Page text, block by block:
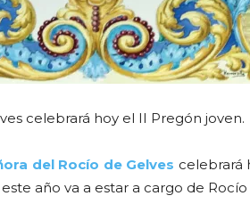
celebrará hoy el II Pregón joven.
del Rocío de Gelves celebrará
año va a estar a cargo de